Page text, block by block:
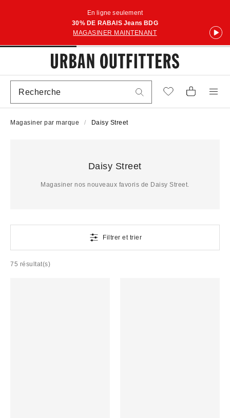
En ligne seulement
30% DE RABAIS Jeans BDG
MAGASINER MAINTENANT
Magasiner par marque Daisy Street
Daisy Street
Magasiner nos nouveaux favoris de Daisy Street.
Filtrer et trier
75 résultat(s)